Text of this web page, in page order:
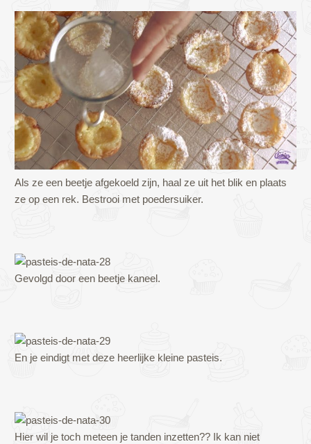
Als ze een beetje afgekoeld zijn, haal ze uit het blik en plaats
ze op een rek. Bestrooi met poedersuiker.
Gevolgd door een beetje kaneel.
En je eindigt met deze heerlijke kleine pasteis.
Hier wil je toch meteen je tanden inzetten?? Ik kan niet